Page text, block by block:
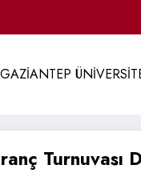
GAZİANTEP
Turnuvası